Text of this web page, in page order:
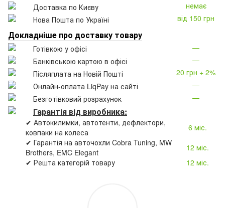
Доставка по Києву
немає
Нова Пошта по Україні
від 150 грн
Докладніше про доставку товару
Готівкою у офісі
—
Банківською картою в офісі
—
Післяплата на Новій Пошті
20 грн + 2%
Онлайн-оплата LiqPay на сайті
—
Безготівковий розрахунок
—
Гарантія від виробника:
✔ Автокилимки, автотенти, дефлектори,
ковпаки на колеса
6 міс.
✔ Гарантія на авточохли Cobra Tuning, MW
Brothers, EMC Elegant
12 міс.
✔ Решта категорій товару
12 міс.